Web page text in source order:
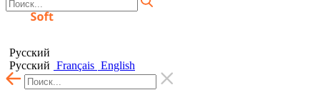
Русский
Русский Français English